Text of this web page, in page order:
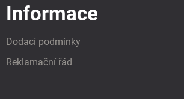
Informace
Dodací podmínky
Reklamační řád